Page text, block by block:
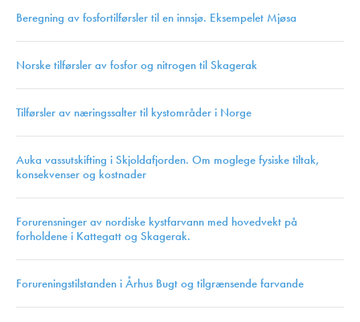
Beregning av fosfortilførsler til en innsjø. Eksempelet Mjøsa
Norske tilførsler av fosfor og nitrogen til Skagerak
Tilførsler av næringssalter til kystområder i Norge
Auka vassutskifting i Skjoldafjorden. Om moglege fysiske tiltak,
konsekvenser og kostnader
Forurensninger av nordiske kystfarvann med hovedvekt på
forholdene i Kattegatt og Skagerak.
Forureningstilstanden i Århus Bugt og tilgrænsende farvande